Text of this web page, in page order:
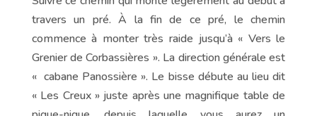
travers un pré. À la fin de ce pré, le chemin
commence à monter très raide jusqu’à « Vers le
Grenier de Corbassières ». La direction générale est
« cabane Panossière ». Le bisse débute au lieu dit
« Les Creux » juste après une magnifique table de